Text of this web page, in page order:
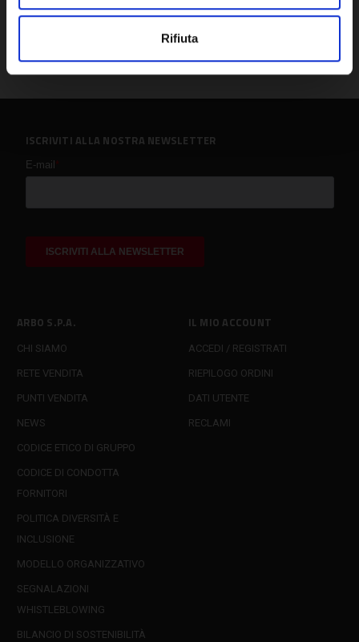
Rifiuta
ARBO S.P.A.
CHI SIAMO
RETE VENDITA
PUNTI VENDITA
NEWS
CODICE ETICO DI GRUPPO
CODICE DI CONDOTTA
FORNITORI
POLITICA DIVERSITÀ E
INCLUSIONE
MODELLO ORGANIZZATIVO
SEGNALAZIONI
WHISTLEBLOWING
BILANCIO DI SOSTENIBILITÀ
IL MIO ACCOUNT
ACCEDI / REGISTRATI
RIEPILOGO ORDINI
DATI UTENTE
RECLAMI
ISCRIVITI ALLA NOSTRA NEWSLETTER